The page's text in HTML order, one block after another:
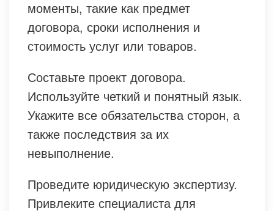
моменты, такие как предмет
договора, сроки исполнения и
стоимость услуг или товаров.
Составьте проект договора.
Используйте четкий и понятный язык.
Укажите все обязательства сторон, а
также последствия за их
невыполнение.
Проведите юридическую экспертизу.
Привлеките специалиста для